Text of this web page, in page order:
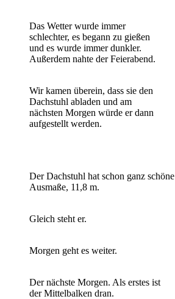
Das Wetter wurde immer
schlechter, es begann zu gießen
und es wurde immer dunkler.
Außerdem nahte der Feierabend.
Wir kamen überein, dass sie den
Dachstuhl abladen und am
nächsten Morgen würde er dann
aufgestellt werden.
Der Dachstuhl hat schon ganz schöne
Ausmaße, 11,8 m.
Gleich steht er.
Morgen geht es weiter.
Der nächste Morgen. Als erstes ist
der Mittelbalken dran.